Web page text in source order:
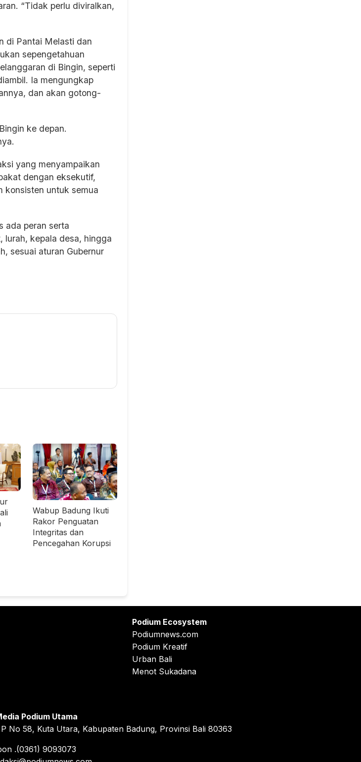
“Tidak perlu diviralkan,
di Pantai Melasti dan
sepengetahuan
di Bingin, seperti
Ia mengungkap
dan akan gotong-
ke depan.
yang menyampaikan
dengan eksekutif,
konsisten untuk semua
ada peran serta
lurah, kepala desa, hingga
sesuai aturan Gubernur
Wabup Badung Ikuti
Rakor Penguatan
Integritas dan
Pencegahan Korupsi
Podium Ecosystem
Podiumnews.com
Podium Kreatif
Urban Bali
Menot Sukadana
Podium Utama
No 58, Kuta Utara, Kabupaten Badung, Provinsi Bali 80363
.(0361) 9093073